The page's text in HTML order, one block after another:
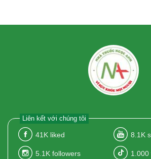
Liên kết với chúng tôi
41K liked 8.1K
5.1K followers 1.000